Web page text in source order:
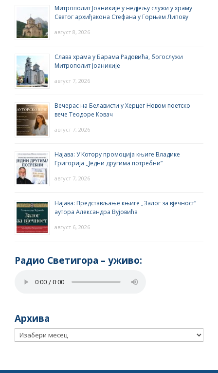
Митрополит Јоаникије у недјељу служи у храму
Светог архиђакона Стефана у Горњем Липову
август 8, 2026
Слава храма у Барама Радовића, богослужи
Митрополит Јоаникије
август 7, 2026
Вечерас на Белависти у Херцег Новом поетско
вече Теодоре Ковач
август 7, 2026
Најава: У Котору промоција књиге Владике
Григорија ,,Једни другима потребни”
август 7, 2026
Најава: Представљање књиге „Залог за вјечност“
аутора Александра Вујовића
август 6, 2026
Радио Светигора – yживо:
Архива
Архива